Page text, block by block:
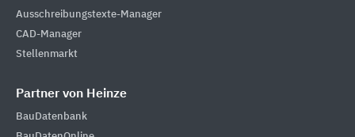
Ausschreibungstexte-Manager
CAD-Manager
Stellenmarkt
Partner von Heinze
BauDatenbank